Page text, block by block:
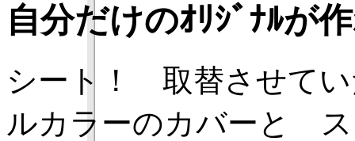
自分だけのｵﾘｼﾞﾅﾙ
シート！ 取替させて
ルカラーのカバーと